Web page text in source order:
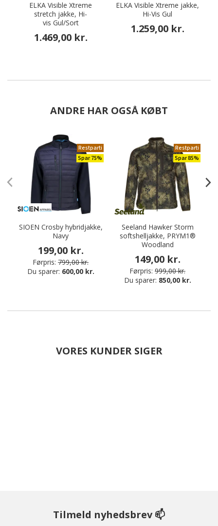
ELKA Visible Xtreme
stretch jakke, Hi-
vis Gul/Sort
1.469,00 kr.
ELKA Visible Xtreme jakke,
Hi-Vis Gul
1.259,00 kr.
ANDRE HAR OGSÅ KØBT
Restparti
Spar 75%
SIOEN Crosby hybridjakke,
Navy
199,00 kr.
Førpris: 799,00 kr.
Du sparer: 600,00 kr.
Restparti
Spar 85%
Seeland Hawker Storm
softshelljakke, PRYM1®
Woodland
149,00 kr.
Førpris: 999,00 kr.
Du sparer: 850,00 kr.
VORES KUNDER SIGER
Tilmeld nyhedsbrev 📫